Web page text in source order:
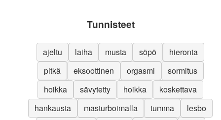
Tunnisteet
ajeltu laiha musta söpö
hieronta
pitkä
eksoottinen orgasmi
sormitus
hoikka
sävytetty hoikka
koskettava
hankausta
masturboimalla tumma
lesbo